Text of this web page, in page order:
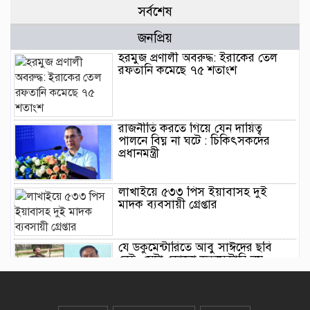
সর্বশেষ
জনপ্রিয়
হরমুজ প্রণালী অবরুদ্ধ: ইরাকের তেল
রফতানি কমেছে ৭৫ শতাংশ
রাজনীতি করতে গিয়ে যেন দায়িত্ব
পালনে বিঘ্ন না ঘটে : চিকিৎসকদের
প্রধানমন্ত্রী
লাখাইয়ে ৫৩৩ পিস ইয়াবাসহ দুই
মাদক ব্যবসায়ী গ্রেপ্তার
যে ডকুমেন্টারিতে আবু সাঈদের ছবি
নেই, সেটা কোনো ডকুমেন্টারি নয় :
ভারপ্রাপ্ত রাষ্ট্রপতি